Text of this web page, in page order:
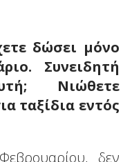
δώσει μόνο
Συνειδητή
Νιώθετε
ταξίδια εντός
δεν